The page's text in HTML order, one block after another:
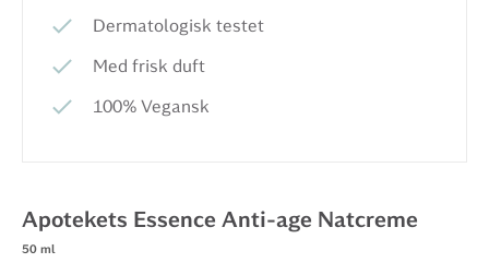
Dermatologisk testet
Med frisk duft
100% Vegansk
Apotekets Essence Anti-age Natcreme
50 ml